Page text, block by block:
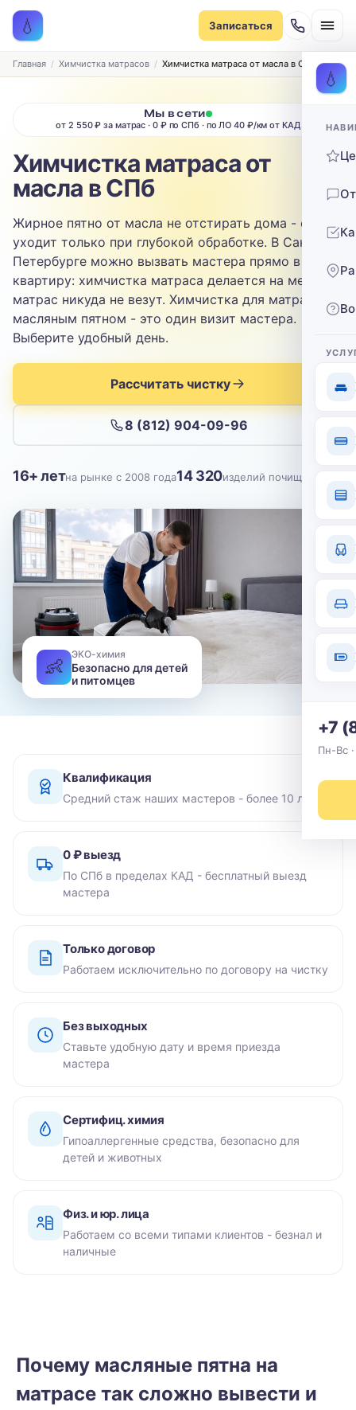
💧 Записаться
Записаться на химчистку
Рассчитаем стоимость и подберём удобное время
ТИП МЕБЕЛИ
ТИП ОБИВКИ
Выберите ткань…
Выберите загрязнение…
Нажимая кнопку, вы соглашаетесь с
💧
+7
Пн-Вс
Главная Химчистка матрасов Химчистка матраса от масла в СПб
Мы в сети
от 2 550 ₽ за матрас · 0 ₽ по СПб · по ЛО 40 ₽/км от КАД
Химчистка матраса от
масла в СПб
Жирное пятно от масла не отстирать дома - оно
уходит только при глубокой обработке. В Санкт-
Петербурге можно вызвать мастера прямо в
квартиру: химчистка матраса делается на месте,
матрас никуда не везут. Химчистка для матраса с
масляным пятном - это один визит мастера.
Выберите удобный день.
Рассчитать чистку
8 (812) 904-09-96
16+ летна рынке с 2008 года14 320изделий почищено
👶
ЭКО-химия
Безопасно для детей
и питомцев
Квалификация
Средний стаж наших мастеров - более 10 лет
0 ₽ выезд
По СПб в пределах КАД - бесплатный выезд
мастера
Только договор
Работаем исключительно по договору на чистку
Без выходных
Ставьте удобную дату и время приезда
мастера
Сертифиц. химия
Гипоаллергенные средства, безопасно для
детей и животных
Физ. и юр. лица
Работаем со всеми типами клиентов - безнал и
наличные
Почему масляные пятна на
матрасе так сложно вывести и